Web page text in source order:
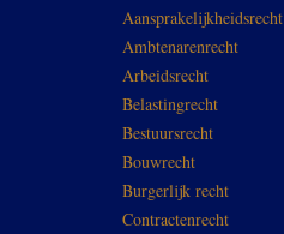
Aansprakelijkheidsrecht
Ambtenarenrecht
Arbeidsrecht
Belastingrecht
Bestuursrecht
Bouwrecht
Burgerlijk recht
Contractenrecht